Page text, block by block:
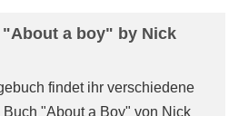
"About a boy" by Nick
findet ihr verschiedene
"About a Boy" von Nick